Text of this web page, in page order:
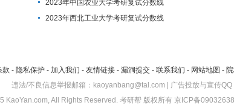
2023年中国农业大学考研复试分数线
2023年西北工业大学考研复试分数线
款 - 隐私保护 - 加入我们 - 友情链接 - 漏洞提交 - 联系我们 - 网站地图 -
违法/不良信息举报邮箱：kaoyanbang@tal.com | 广告投放与宣传
KaoYan.com, All Rights Reserved. 考研帮 版权所有 京ICP备